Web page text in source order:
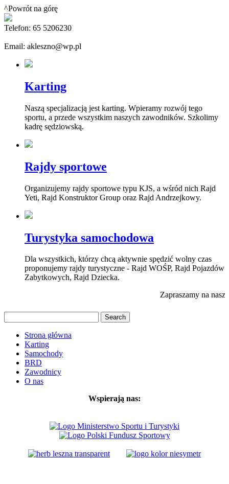
^Powrót na górę
Telefon: 65 5206230
Email: akleszno@wp.pl
Karting
Naszą specjalizacją jest karting. Wpieramy rozwój tego
sportu, a przede wszystkim naszych zawodników. Szkolimy
kadrę sędziowską.
Rajdy sportowe
Organizujemy rajdy sportowe typu KJS, a wśród nich Rajd
Yeti, Rajd Konstruktor Group oraz Rajd Andrzejkowy.
Turystyka samochodowa
Dla wszystkich, którzy chcą aktywnie spędzić wolny czas
proponujemy rajdy turystyczne - Rajd WOŚP, Rajd Pojazdów
Zabytkowych, Rajd Dziecka.
Zapraszamy na
Strona główna
Karting
Samochody
BRD
Zawodnicy
O nas
Wspierają nas: